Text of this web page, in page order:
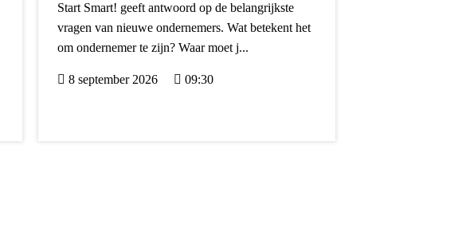
Start Smart! geeft antwoord op de belangrijkste
vragen van nieuwe ondernemers. Wat betekent het
om ondernemer te zijn? Waar moet j...
8 september 2026 09:30